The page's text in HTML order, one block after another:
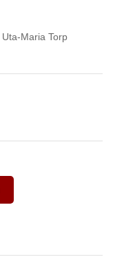
Uta-Maria Torp